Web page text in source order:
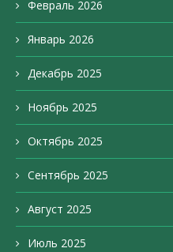
Февраль 2026
Январь 2026
Декабрь 2025
Ноябрь 2025
Октябрь 2025
Сентябрь 2025
Август 2025
Июль 2025